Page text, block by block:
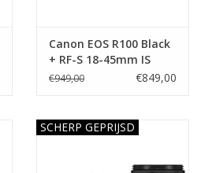
Canon EOS R100 Black
+ RF-S 18-45mm IS
STM + RF-S 55-210mm
€949,00 €849,00
SCHERP GEPRIJSD